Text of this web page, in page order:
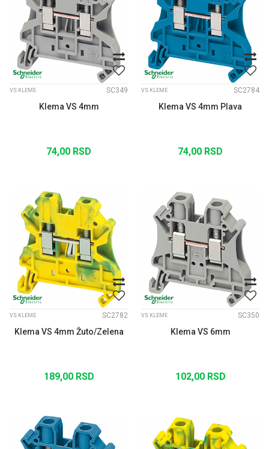
VS KLEME SC349
Klema VS 4mm
74,00 RSD
VS KLEME SC2784
Klema VS 4mm Plava
74,00 RSD
VS KLEME SC2782
Klema VS 4mm Žuto/Zelena
189,00 RSD
VS KLEME SC350
Klema VS 6mm
102,00 RSD